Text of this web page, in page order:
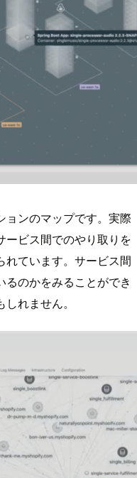
ョンのマップです。実際
ービス間でのやり取りを
れています。サービス間
のかをみることができ
れません。